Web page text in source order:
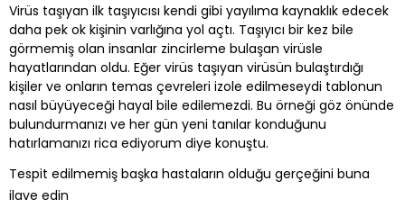
Virüs taşıyan ilk taşıyıcısı kendi gibi yayılıma kaynaklık edecek
daha pek ok kişinin varlığına yol açtı. Taşıyıcı bir kez bile
görmemiş olan insanlar zincirleme bulaşan virüsle
hayatlarından oldu. Eğer virüs taşıyan virüsün bulaştırdığı
kişiler ve onların temas çevreleri izole edilmeseydi tablonun
nasıl büyüyeceği hayal bile edilemezdi. Bu örneği göz önünde
bulundurmanızı ve her gün yeni tanılar konduğunu
hatırlamanızı rica ediyorum diye konuştu.
Tespit edilmemiş başka hastaların olduğu gerçeğini buna
ilave edin